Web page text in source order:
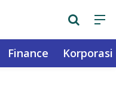
Finance Korporasi